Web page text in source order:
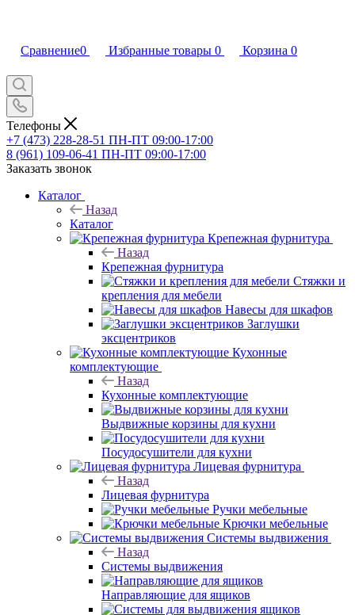
Сравнение0 Избранные товары 0 Корзина 0
Телефоны
+7 (473) 228-28-51 ПН-ПТ 09:00-17:00
8 (961) 109-06-41 ПН-ПТ 09:00-17:00
Заказать звонок
Каталог
Назад
Каталог
Крепежная фурнитура
Назад
Крепежная фурнитура
Стяжки и
крепления для мебели
Навесы для шкафов
Заглушки
эксцентриков
Кухонные
комплектующие
Назад
Кухонные комплектующие
Выдвижные корзины для кухни
Посудосушители для кухни
Лицевая фурнитура
Назад
Лицевая фурнитура
Ручки мебельные
Крючки мебельные
Системы выдвижения
Назад
Системы выдвижения
Направляющие для ящиков